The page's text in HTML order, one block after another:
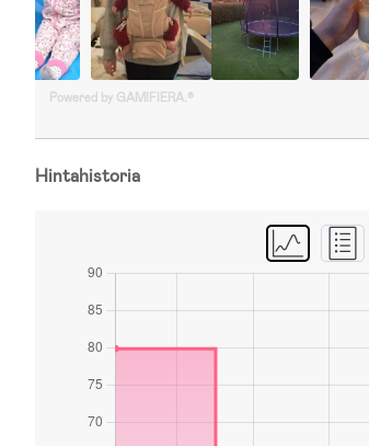
Powered by GAMIFIERA.®
Hintahistoria